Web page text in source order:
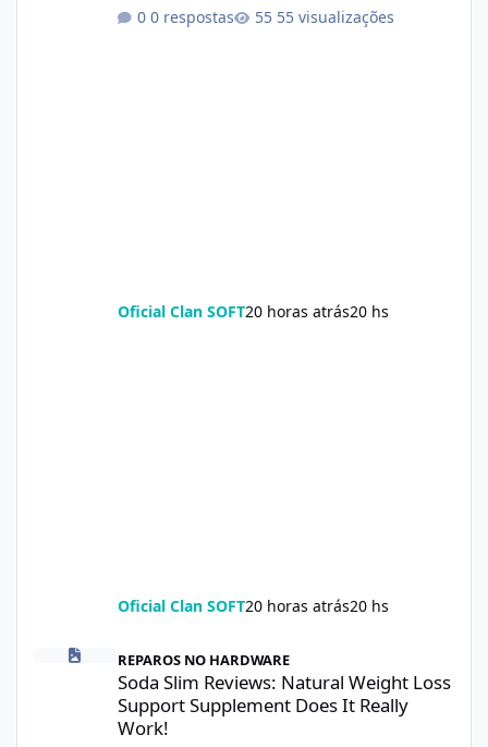
0 respostas 55 visualizações
Oficial Clan SOFT20 horas atrás20 hs
Oficial Clan SOFT20 horas atrás20 hs
REPAROS NO HARDWARE
Soda Slim Reviews: Natural Weight Loss
Support Supplement Does It Really
Work!